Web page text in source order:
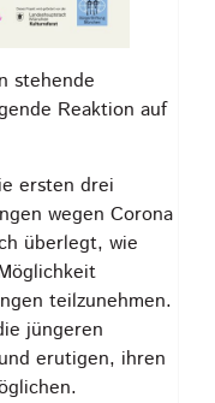
stehende
Reaktion auf
ersten drei
wegen Corona
überlegt, wie
teilzunehmen.
jüngeren
erutigen, ihren